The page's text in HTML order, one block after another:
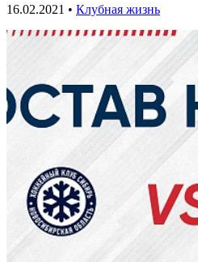
16.02.2021 • Клубная жизнь